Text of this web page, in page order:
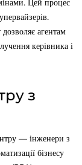
Цей процес
агентам
керівника і
з
— інженери з
бізнесу